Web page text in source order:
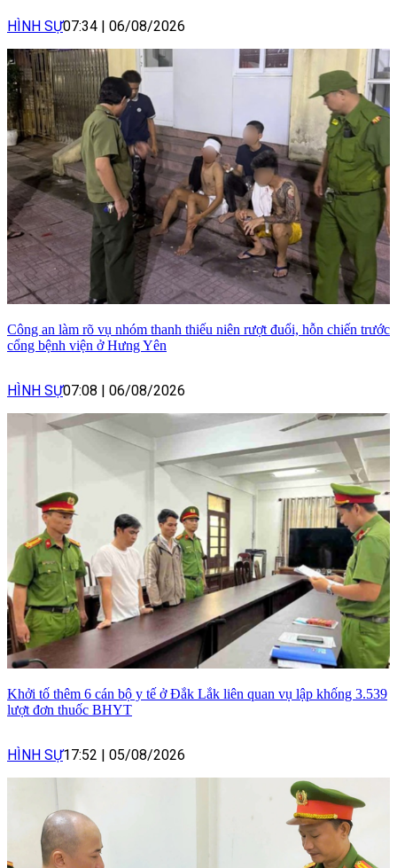
HÌNH SỰ07:34 | 06/08/2026
Công an làm rõ vụ nhóm thanh thiếu niên rượt đuổi, hỗn chiến trước
cổng bệnh viện ở Hưng Yên
HÌNH SỰ07:08 | 06/08/2026
Khởi tố thêm 6 cán bộ y tế ở Đắk Lắk liên quan vụ lập khống 3.539
lượt đơn thuốc BHYT
HÌNH SỰ17:52 | 05/08/2026